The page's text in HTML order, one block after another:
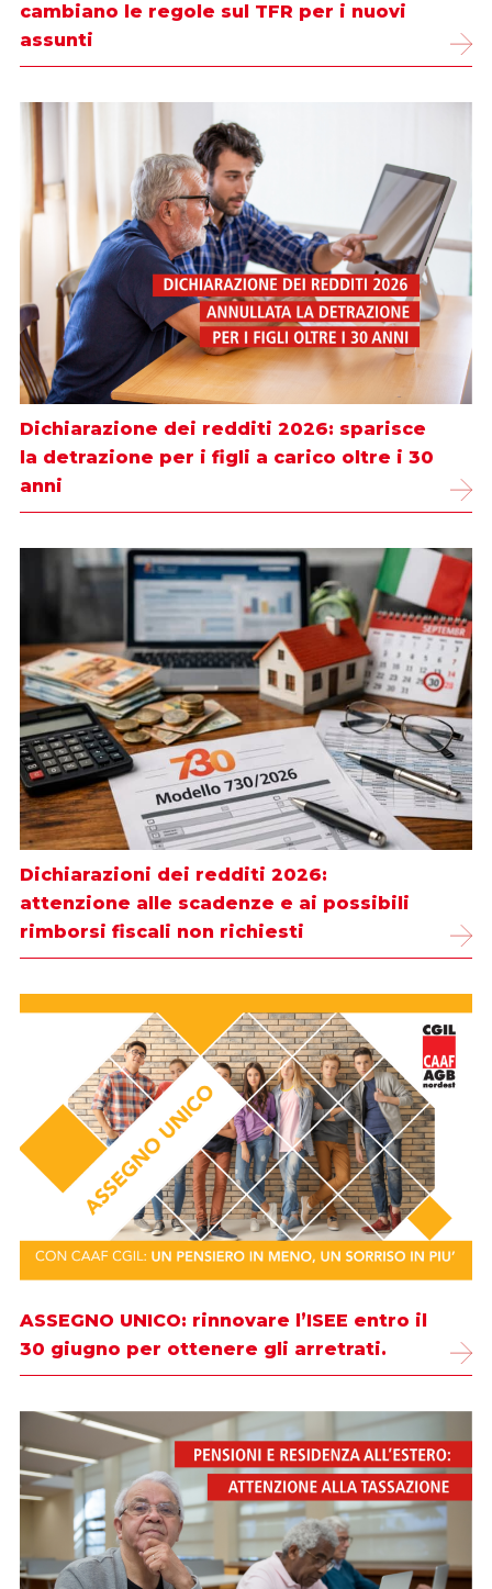
cambiano le regole sul TFR per i nuovi
assunti
Dichiarazione dei redditi 2026: sparisce
la detrazione per i figli a carico oltre i 30
anni
Dichiarazioni dei redditi 2026:
attenzione alle scadenze e ai possibili
rimborsi fiscali non richiesti
ASSEGNO UNICO: rinnovare l’ISEE entro il
30 giugno per ottenere gli arretrati.